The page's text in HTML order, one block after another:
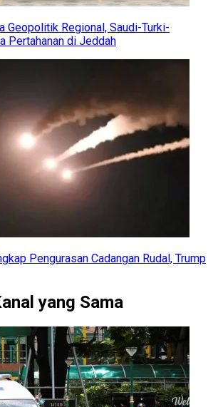
Geopolitik Regional, Saudi-Turki-
Pertahanan di Jeddah
Pengurasan Cadangan Rudal, Trump
yang Sama